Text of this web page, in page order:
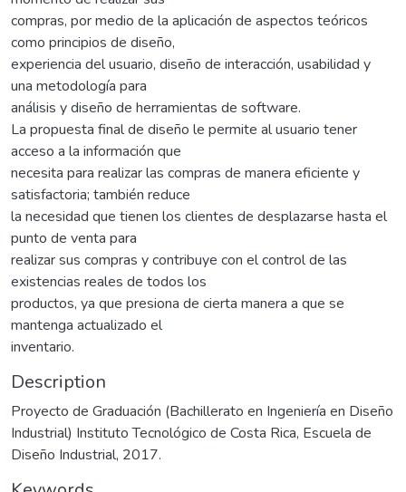
compras, por medio de la aplicación de aspectos teóricos
como principios de diseño,
experiencia del usuario, diseño de interacción, usabilidad y
una metodología para
análisis y diseño de herramientas de software.
La propuesta final de diseño le permite al usuario tener
acceso a la información que
necesita para realizar las compras de manera eficiente y
satisfactoria; también reduce
la necesidad que tienen los clientes de desplazarse hasta el
punto de venta para
realizar sus compras y contribuye con el control de las
existencias reales de todos los
productos, ya que presiona de cierta manera a que se
mantenga actualizado el
inventario.
Description
Proyecto de Graduación (Bachillerato en Ingeniería en Diseño
Industrial) Instituto Tecnológico de Costa Rica, Escuela de
Diseño Industrial, 2017.